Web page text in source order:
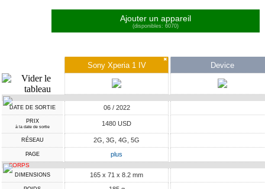
Ajouter un appareil
(disponibles: 6070)
✖
Sony Xperia 1 IV Device
DATE DE SORTIE 06 / 2022
PRIX
à la date de sortie 1480 USD
RÉSEAU 2G, 3G, 4G, 5G
PAGE plus
CORPS
DIMENSIONS 165 x 71 x 8.2 mm